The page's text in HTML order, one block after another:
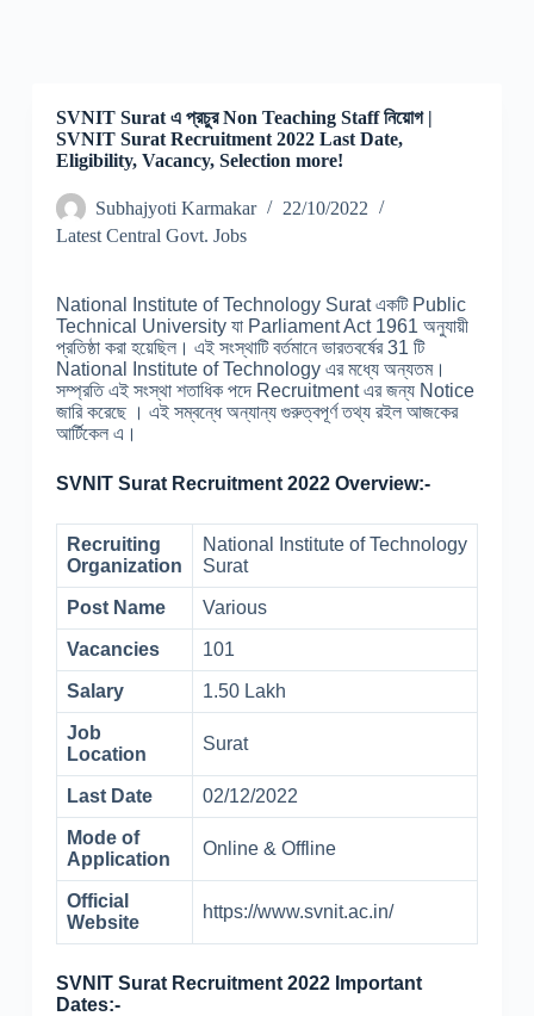
SVNIT Surat এ প্রচুর Non Teaching Staff নিয়োগ |
SVNIT Surat Recruitment 2022 Last Date,
Eligibility, Vacancy, Selection more!
Subhajyoti Karmakar
22/10/2022
Latest Central Govt. Jobs
National Institute of Technology Surat একটি Public
Technical University যা Parliament Act 1961 অনুযায়ী
প্রতিষ্ঠা করা হয়েছিল। এই সংস্থাটি বর্তমানে ভারতবর্ষের 31 টি
National Institute of Technology এর মধ্যে অন্যতম।
সম্প্রতি এই সংস্থা শতাধিক পদে Recruitment এর জন্য Notice
জারি করেছে । এই সম্বন্ধে অন্যান্য গুরুত্বপূর্ণ তথ্য রইল আজকের
আর্টিকেল এ।
SVNIT Surat Recruitment 2022 Overview:-
Recruiting
Organization
National Institute of Technology
Surat
Post Name Various
Vacancies 101
Salary 1.50 Lakh
Job
Location
Surat
Last Date 02/12/2022
Mode of
Application
Online & Offline
Official
Website
https://www.svnit.ac.in/
SVNIT Surat Recruitment 2022 Important
Dates:-